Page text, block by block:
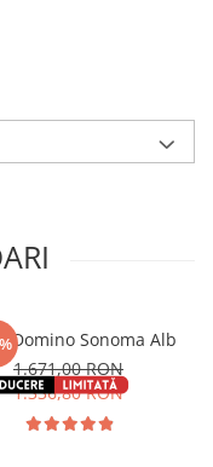
Domino Sonoma Alb
1.671,00 RON
1.336,80 RON